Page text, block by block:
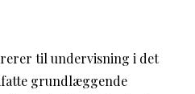
til undervisning i det
grundlæggende